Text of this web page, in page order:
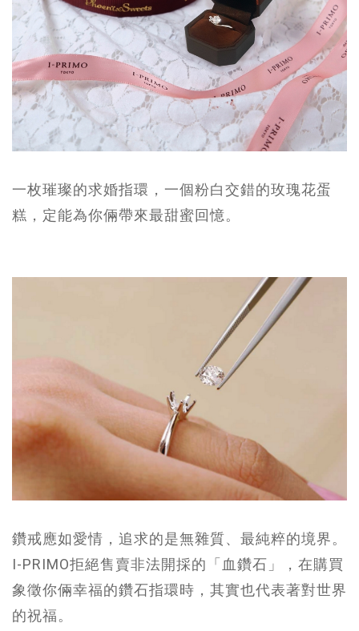
一枚璀璨的求婚指環，一個粉白交錯的玫瑰花蛋
糕，定能為你倆帶來最甜蜜回憶。
鑽戒應如愛情，追求的是無雜質、最純粹的境界。
I-PRIMO拒絕售賣非法開採的「血鑽石」，在購買
象徵你倆幸福的鑽石指環時，其實也代表著對世界
的祝福。